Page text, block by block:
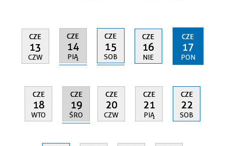
CZE
13
CZW
CZE
14
PIĄ
CZE
15
SOB
CZE
16
NIE
CZE
17
PON
CZE
18
WTO
CZE
19
ŚRO
CZE
20
CZW
CZE
21
PIĄ
CZE
22
SOB